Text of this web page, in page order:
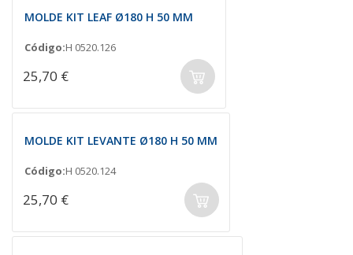
MOLDE KIT LEAF Ø180 H 50 MM
Código:H 0520.126
25,70 €
MOLDE KIT LEVANTE Ø180 H 50 MM
Código:H 0520.124
25,70 €